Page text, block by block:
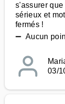
s'assurer
sérieux et
fermés !
➖ Aucun
03/